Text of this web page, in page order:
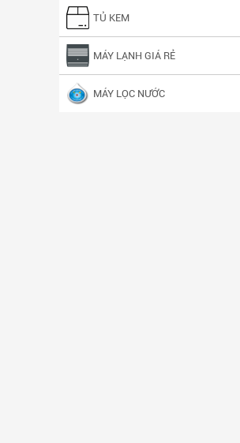
TỦ KEM
MÁY LẠNH GIÁ RẺ
MÁY LỌC NƯỚC